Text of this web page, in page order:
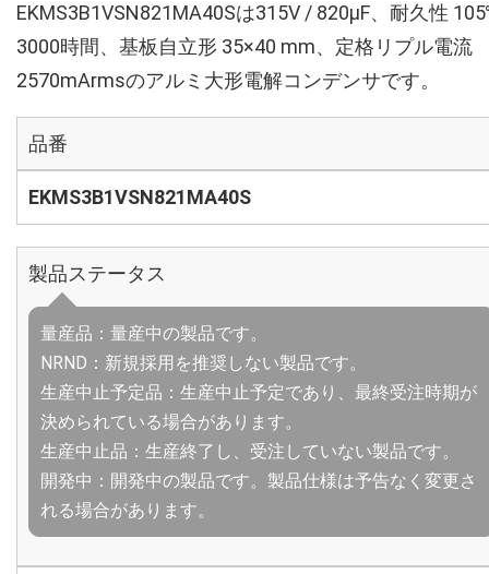
EKMS3B1VSN821MA40Sは315V / 820µF、耐久性
3000時間、基板自立形 35×40 mm、定格リプル電流
2570mArmsのアルミ大形電解コンデンサです。
品番
EKMS3B1VSN821MA40S
製品ステータス
量産品：量産中の製品です。
NRND：新規採用を推奨しない製品です。
生産中止予定品：生産中止予定であり、最終受注時期が
決められている場合があります。
生産中止品：生産終了し、受注していない製品です。
開発中：開発中の製品です。製品仕様は予告なく変更さ
れる場合があります。